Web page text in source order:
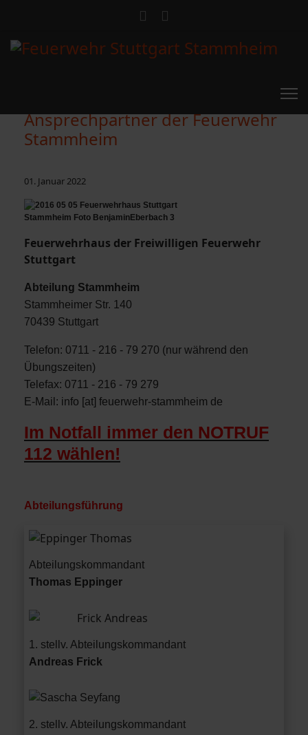
Ansprechpartner der Feuerwehr
Stammheim
01. Januar 2022
Feuerwehrhaus der Freiwilligen Feuerwehr
Stuttgart
Abteilung Stammheim
Stammheimer Str. 140
70439 Stuttgart
Telefon: 0711 - 216 - 79 270 (nur während den
Übungszeiten)
Telefax: 0711 - 216 - 79 279
E-Mail: info [at] feuerwehr-stammheim de
Im Notfall immer den NOTRUF
112 wählen!
Abteilungsführung
Abteilungs­­kommandant
Thomas Eppinger
Abteilungs­­kommandant
Thomas Eppinger
1. stellv. Abteilungs­­kommandant
Andreas Frick
2. stellv. Abteilungs­­kommandant